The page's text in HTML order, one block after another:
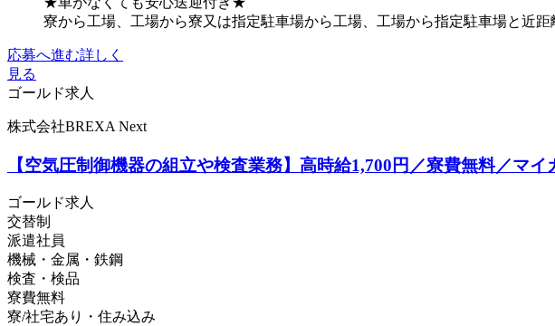
寮から工場、工場から寮又は指定駐車場から工場、工場から指定駐車場と近
応募へ進む詳しく
見る
ゴールド求人
株式会社BREXA Next
【空気圧制御機器の組立や検査業務】高時給1,700円／寮費無料／マ
ゴールド求人
交替制
派遣社員
機械・金属・鉄鋼
検査・検品
寮費無料
寮/社宅あり・住み込み